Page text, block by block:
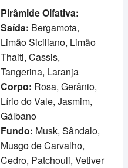
Pirâmide Olfativa:
Saída: Bergamota,
Limão Siciliano, Limão
Thaiti, Cassis,
Tangerina, Laranja
Corpo: Rosa, Gerânio,
Lírio do Vale, Jasmim,
Gálbano
Fundo: Musk, Sândalo,
Musgo de Carvalho,
Cedro, Patchouli, Vetiver